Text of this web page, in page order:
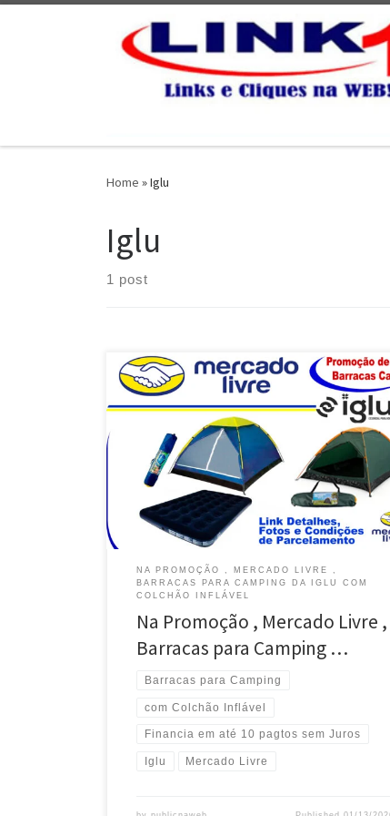
Home »Iglu
Iglu
1 post
NA PROMOÇÃO , MERCADO LIVRE ,
BARRACAS PARA CAMPING DA IGLU COM
COLCHÃO INFLÁVEL
Na Promoção , Mercado Livre ,
Barracas para Camping …
Barracas para Camping
com Colchão Inflável
Financia em até 10 pagtos sem Juros
Iglu Mercado Livre